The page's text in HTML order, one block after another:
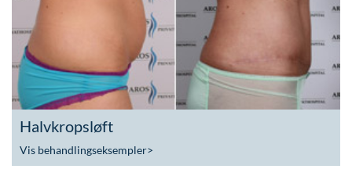
Halvkropsløft
Vis behandlingseksempler>